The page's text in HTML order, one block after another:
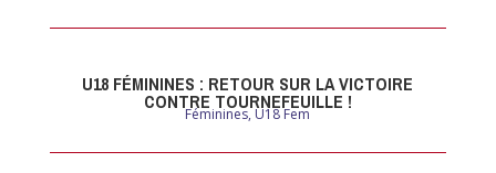
U18 FÉMININES : RETOUR SUR LA VICTOIRE
CONTRE TOURNEFEUILLE !
Féminines,U18 Fem